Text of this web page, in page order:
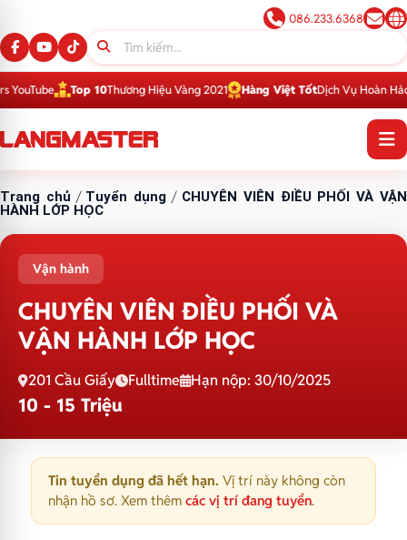
086.233.6368
Top 10Thương Hiệu Vàng 2021 Hàng Việt TốtDịch Vụ Hoàn Hảo 2016
Trang chủ / Tuyển dụng / CHUYÊN VIÊN ĐIỀU PHỐI VÀ VẬN
HÀNH LỚP HỌC
Vận hành
CHUYÊN VIÊN ĐIỀU PHỐI VÀ
VẬN HÀNH LỚP HỌC
201 Cầu Giấy Fulltime Hạn nộp: 30/10/2025
10 - 15 Triệu
Tin tuyển dụng đã hết hạn. Vị trí này không còn
nhận hồ sơ. Xem thêm các vị trí đang tuyển.